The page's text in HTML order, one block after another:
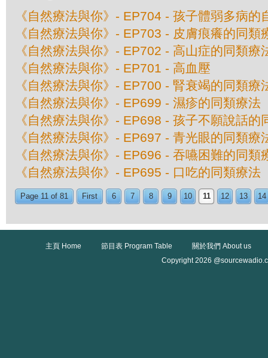
《自然療法與你》- EP704 - 孩子體弱多病的
《自然療法與你》- EP703 - 皮膚痕癢的同類
《自然療法與你》- EP702 - 高山症的同類療
《自然療法與你》- EP701 - 高血壓
《自然療法與你》- EP700 - 腎衰竭的同類療
《自然療法與你》- EP699 - 濕疹的同類療法
《自然療法與你》- EP698 - 孩子不願說話的
《自然療法與你》- EP697 - 青光眼的同類療
《自然療法與你》- EP696 - 吞嚥困難的同類
《自然療法與你》- EP695 - 口吃的同類療法
Page 11 of 81 First 6 7 8 9 10 11 12 13 14
主頁 Home 節目表 Program Table
關於我們 About us
Copyright 2026